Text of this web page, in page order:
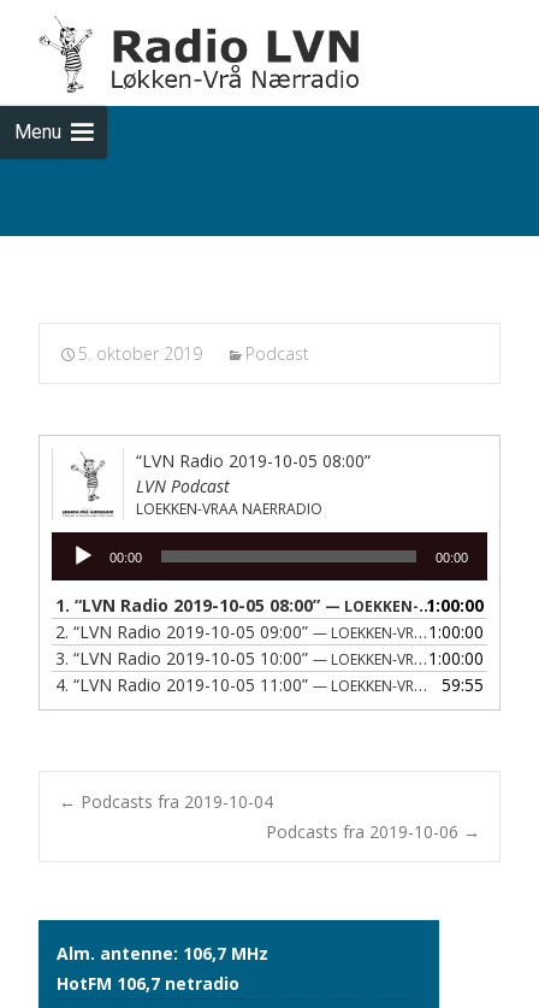
Menu
Podcasts fra 2019-10-05
5. oktober 2019 Podcast
“LVN Radio 2019-10-05 08:00”
LVN Podcast
LOEKKEN-VRAA NAERRADIO
Lydafspiller
00:00 00:00
1. “LVN Radio 2019-10-05 08:00” — LOEKKEN-VRAA NAERRADIO 1:00:00
2. “LVN Radio 2019-10-05 09:00” — LOEKKEN-VRAA NAERRADIO
1:00:00
3. “LVN Radio 2019-10-05 10:00” — LOEKKEN-VRAA NAERRADIO
1:00:00
4. “LVN Radio 2019-10-05 11:00” — LOEKKEN-VRAA NAERRADIO 59:55
Post
← Podcasts fra 2019-10-04
Podcasts fra 2019-10-06 →
Alm. antenne: 106,7 MHz
HotFM 106,7 netradio